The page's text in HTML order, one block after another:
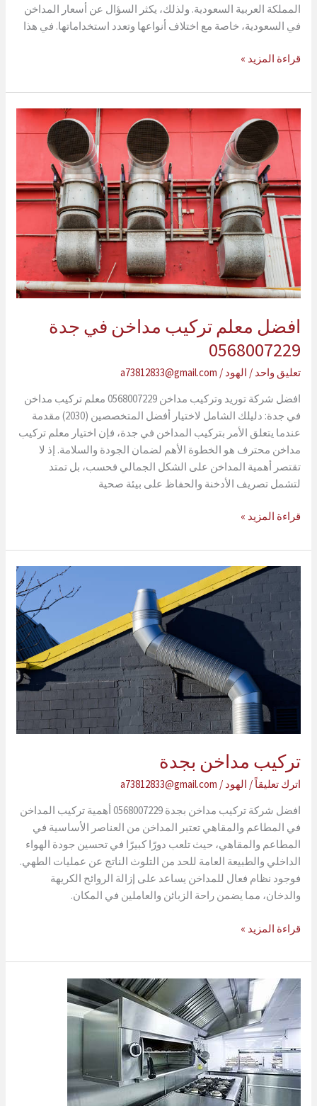
المملكة العربية السعودية. ولذلك، يكثر السؤال عن أسعار المداخن
في السعودية، خاصة مع اختلاف أنواعها وتعدد استخداماتها. في هذا
اسعار
في
جدة
0568007229
قراءة المزيد »
افضل معلم تركيب مداخن في جدة
0568007229
تعليق واحد / الهود /
a73812833@gmail.com
افضل شركة توريد وتركيب مداخن 0568007229 معلم تركيب مداخن
في جدة: دليلك الشامل لاختيار أفضل المتخصصين (2030) مقدمة
عندما يتعلق الأمر بتركيب المداخن في جدة، فإن اختيار معلم تركيب
مداخن محترف هو الخطوة الأهم لضمان الجودة والسلامة. إذ لا
تقتصر أهمية المداخن على الشكل الجمالي فحسب، بل تمتد
لتشمل تصريف الأدخنة والحفاظ على بيئة صحية
افضل
تركيب
مداخن
جدة
0568007229
قراءة المزيد »
تركيب مداخن بجدة
اترك تعليقاً / الهود /
a73812833@gmail.com
افضل شركة تركيب مداخن بجدة 0568007229 أهمية تركيب المداخن
في المطاعم والمقاهي تعتبر المداخن من العناصر الأساسية في
المطاعم والمقاهي، حيث تلعب دورًا كبيرًا في تحسين جودة الهواء
الداخلي والطبيعة العامة للحد من التلوث الناتج عن عمليات الطهي.
فوجود نظام فعال للمداخن يساعد على إزالة الروائح الكريهة
والدخان، مما يضمن راحة الزبائن والعاملين في المكان.
تركيب
بجدة
قراءة المزيد »